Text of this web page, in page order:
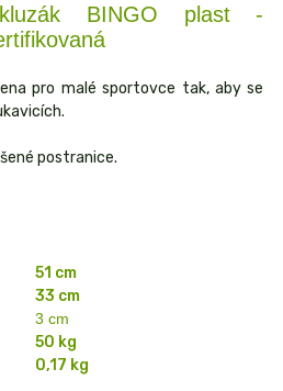
BINGO plast -
pro malé sportovce tak, aby se
postranice.
51 cm
33 cm
3 cm
50 kg
0,17 kg